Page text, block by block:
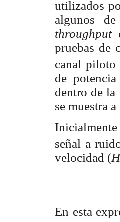
utilizados
algunos
throughput
pruebas de
canal piloto
de potencia
dentro de la
se muestra
señal a
velocidad (
En esta